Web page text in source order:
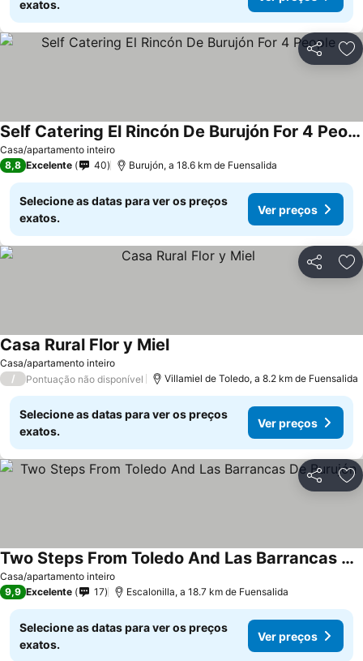
exatos.
Partilhar
Casa/apartamento inteiro
Self Catering El Rincón De Burujón For 4 People
8,8 Excelente 40 Burujón, a 18.6 km de Fuensalida
Selecione as datas para ver os preços
exatos.
Ver preços
Partilhar
Casa/apartamento inteiro
Casa Rural Flor y Miel
/ Pontuação não disponível Villamiel de Toledo, a 8.2 km de Fuensalida
Selecione as datas para ver os preços
exatos.
Ver preços
Partilhar
Casa/apartamento inteiro
Two Steps From Toledo And Las Barrancas De Burujón
9,9 Excelente 17 Escalonilla, a 18.7 km de Fuensalida
Selecione as datas para ver os preços
exatos.
Ver preços